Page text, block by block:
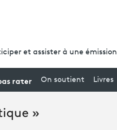
et assister à une émission
rater On soutient Livres
»